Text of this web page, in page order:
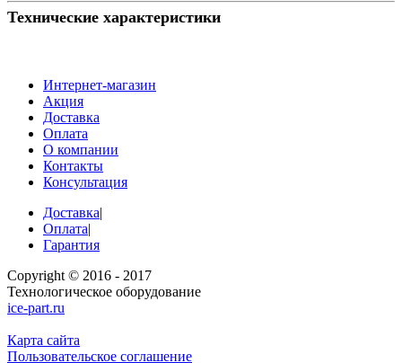
Технические характеристики
Интернет-магазин
Акция
Доставка
Оплата
О компании
Контакты
Консультация
Доставка|
Оплата|
Гарантия
Copyright © 2016 - 2017
Технологическое оборудование
ice-part.ru
Карта сайта
Пользовательское соглашение